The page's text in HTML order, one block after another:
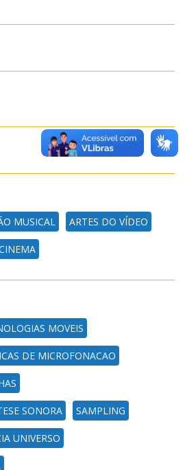
MUSICAL ARTES DO VÍDEO
MOVEIS
DE MICROFONACAO
SONORA SAMPLING
UNIVERSO